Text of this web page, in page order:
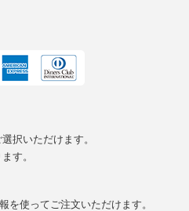
択いただけます。
す。
を使ってご注文いただけます。